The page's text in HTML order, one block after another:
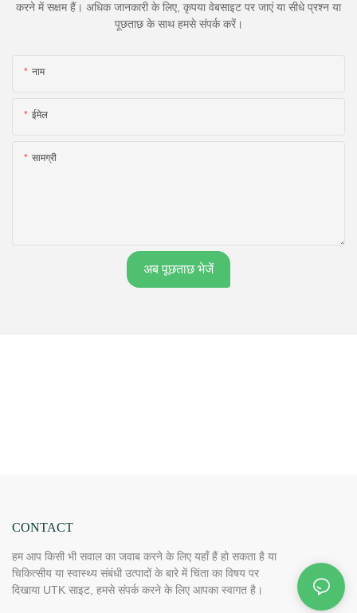
करने में सक्षम हैं। अधिक जानकारी के लिए, कृपया वेबसाइट पर जाएं या सीधे प्रश्न या
पूछताछ के साथ हमसे संपर्क करें।
नाम
ईमेल
सामग्री
अब पूछताछ भेजें
CONTACT
हम आप किसी भी सवाल का जवाब करने के लिए यहाँ हैं हो सकता है या
चिकित्सीय या स्वास्थ्य संबंधी उत्पादों के बारे में चिंता का विषय पर
दिखाया UTK साइट, हमसे संपर्क करने के लिए आपका स्वागत है।